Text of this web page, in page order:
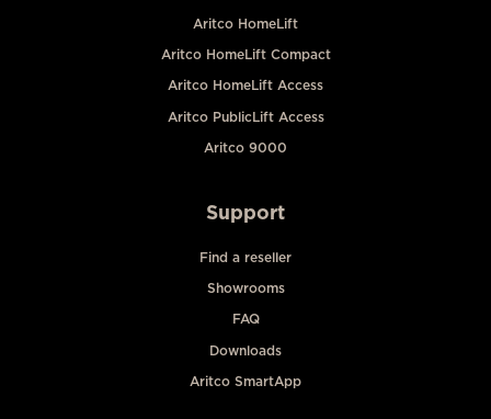
Aritco HomeLift
Aritco HomeLift Compact
Aritco HomeLift Access
Aritco PublicLift Access
Aritco 9000
Support
Find a reseller
Showrooms
FAQ
Downloads
Aritco SmartApp